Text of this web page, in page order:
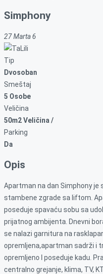
Simphony
27 Marta 6
Tip
Dvosoban
Smeštaj
5 Osobe
Veličina
50m2 Veličina /
Parking
Da
Opis
Apartman na dan Simphony
stambene zgrade sa liftom.
poseduje spavaću sobu sa
prijatnog ambijenta. Dnevni
se nalazi garnitura na
opremljena,apartman sadrži i
opremljeno I poseduje kadu.
centralno grejanje, klima, TV,